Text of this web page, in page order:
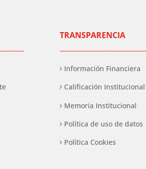
TRANSPARENCIA
Información Financiera
Calificación Institucional
Memoria Institucional
Política de uso de datos
Política Cookies